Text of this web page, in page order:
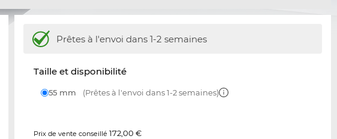
Prêtes à l'envoi dans 1-2 semaines
Taille et disponibilité
55 mm (Prêtes à l'envoi dans 1-2 semaines)
Prix de vente conseillé172,00 €